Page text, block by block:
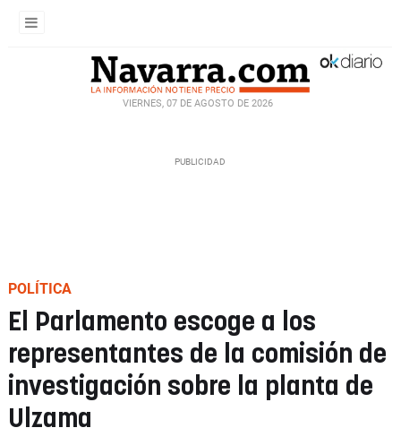
VIERNES, 07 DE AGOSTO DE 2026
POLÍTICA
El Parlamento escoge a los
representantes de la comisión de
investigación sobre la planta de
Ulzama